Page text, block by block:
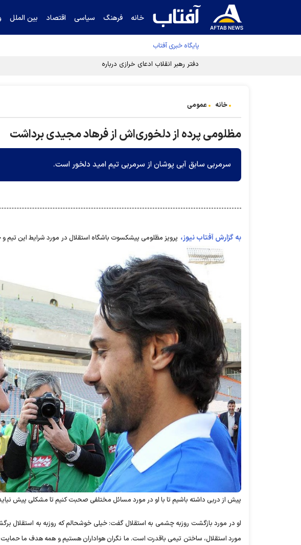
خانه فرهنگ سیاسی اقتصاد بین الملل
پایگاه خبری آفتاب
دفتر رهبر انقلاب ادعای خرازی درباره پزشکیان را تکذیب کرد
خانه عمومی
مظلومی پرده از دلخوری‌اش از فرهاد مجیدی برداشت
سرمربی سابق آبی پوشان از سرمربی تیم امید دلخور است.
به گزارش آفتاب نیوز، پرویز مظلومی پیشکسوت باشگاه استقلال در مورد شرایط این تیم
پیش از دربی داشته باشیم تا با او در مورد مسائل مختلفی صحبت کنیم تا مشکلی پیش
او در مورد بازگشت روزبه چشمی به استقلال گفت: خیلی خوشحالم که روزبه به استقلال
مورد استقلال، ساختن تیمی باقدرت است. ما نگران هواداران هستیم و همه هدف ما